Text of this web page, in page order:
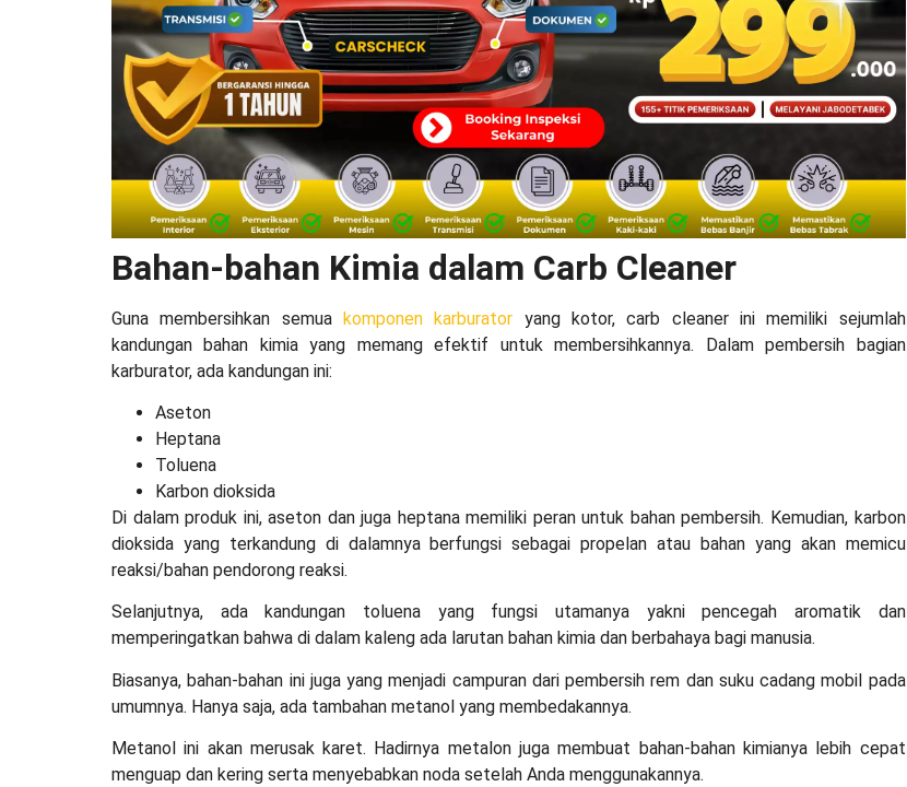
Bahan-bahan Kimia dalam Carb Cleaner
Guna membersihkan semua komponen karburator yang kotor, carb cleaner ini memiliki sejumlah
kandungan bahan kimia yang memang efektif untuk membersihkannya. Dalam pembersih bagian
karburator, ada kandungan ini:
Aseton
Heptana
Toluena
Karbon dioksida
Di dalam produk ini, aseton dan juga heptana memiliki peran untuk bahan pembersih. Kemudian, karbon
dioksida yang terkandung di dalamnya berfungsi sebagai propelan atau bahan yang akan memicu
reaksi/bahan pendorong reaksi.
Selanjutnya, ada kandungan toluena yang fungsi utamanya yakni pencegah aromatik dan
memperingatkan bahwa di dalam kaleng ada larutan bahan kimia dan berbahaya bagi manusia.
Biasanya, bahan-bahan ini juga yang menjadi campuran dari pembersih rem dan suku cadang mobil pada
umumnya. Hanya saja, ada tambahan metanol yang membedakannya.
Metanol ini akan merusak karet. Hadirnya metalon juga membuat bahan-bahan kimianya lebih cepat
menguap dan kering serta menyebabkan noda setelah Anda menggunakannya.